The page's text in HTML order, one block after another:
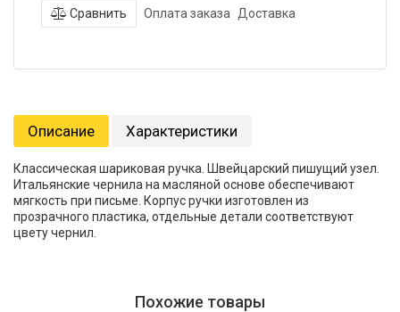
Сравнить Оплата заказа Доставка
Описание Характеристики
Классическая шариковая ручка. Швейцарский пишущий узел.
Итальянские чернила на масляной основе обеспечивают
мягкость при письме. Корпус ручки изготовлен из
прозрачного пластика, отдельные детали соответствуют
цвету чернил.
Похожие товары